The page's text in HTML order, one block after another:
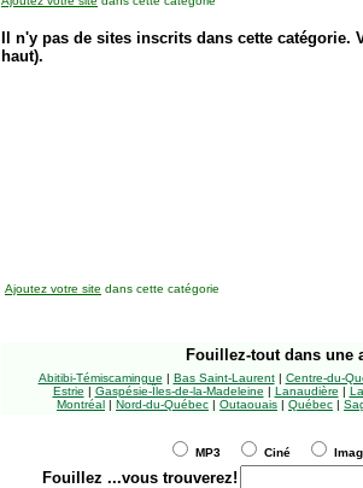
Il n'y pas de sites inscrits dans cette
haut).
Ajoutez votre site dans cette catégorie
Fouillez-tout dans une
Abitibi-Témiscamingue | Bas Saint-Laurent| Centre-du-
Estrie | Gaspésie-Îles-de-la-Madeleine | Lanaudière |
Montréal | Nord-du-Québec | Outaouais | Québec |
MP3 Ciné
Fouillez ...vous trouverez!